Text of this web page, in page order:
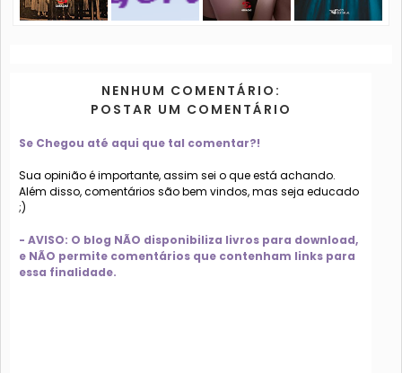
NENHUM COMENTÁRIO:
POSTAR UM COMENTÁRIO
Se Chegou até aqui que tal comentar?!
Sua opinião é importante, assim sei o que está achando.
Além disso, comentários são bem vindos, mas seja educado
;)
- AVISO: O blog NÃO disponibiliza livros para download,
e NÃO permite comentários que contenham links para
essa finalidade.